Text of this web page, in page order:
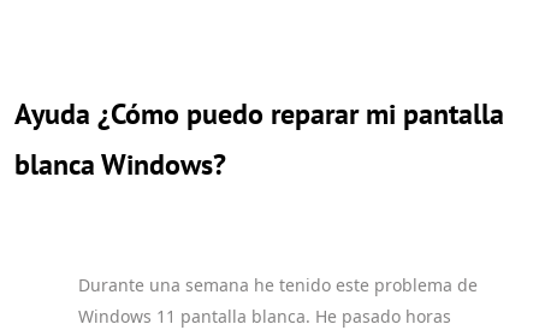
Ayuda ¿Cómo puedo reparar mi pantalla
blanca Windows?
Durante una semana he tenido este problema de
Windows 11 pantalla blanca. He pasado horas